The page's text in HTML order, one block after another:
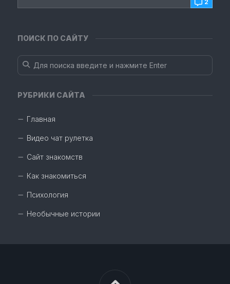
2
ПОИСК ПО САЙТУ
РУБРИКИ САЙТА
Главная
Видео чат рулетка
Сайт знакомств
Как знакомиться
Психология
Необычные истории